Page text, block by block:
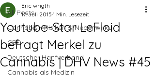
All Posts
Cannabis - Risiken & Nebenwirku
CBD
Deutscher Hanfverband
Cannabis als Medizin
Youtube-Star LeFloid
befragt Merkel zu
Cannabis | DHV News #45
Eric wrigth
17. Juli 2015 1 Min. Lesezeit